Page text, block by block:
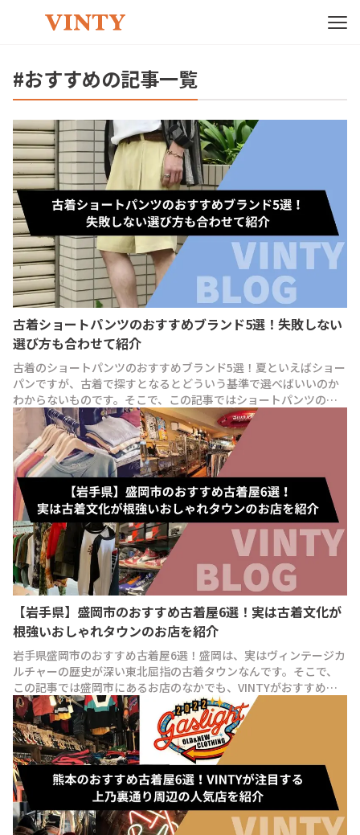
#おすすめの記事一覧
古着ショートパンツのおすすめブランド5選！失敗しない
選び方も合わせて紹介
古着のショートパンツのおすすめブランド5選！夏といえばショー
パンですが、古着で探すとなるとどういう基準で選べばいいのか
わからないものです。そこで、この記事ではショートパンツの人
気ブランドと失敗しない選び方を紹介します！
【岩手県】盛岡市のおすすめ古着屋6選！実は古着文化が
根強いおしゃれタウンのお店を紹介
岩手県盛岡市のおすすめ古着屋6選！盛岡は、実はヴィンテージカ
ルチャーの歴史が深い東北屈指の古着タウンなんです。そこで、
この記事では盛岡市にあるお店のなかでも、VINTYがおすすめす
る店舗を6つ厳選して紹介します！